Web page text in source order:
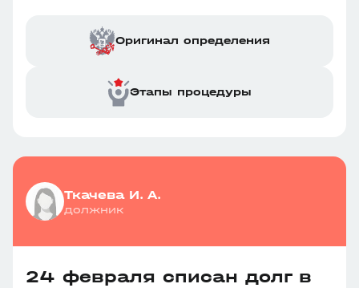
Оригинал определения
Этапы процедуры
Ткачева И. А.
должник
24 февраля списан долг в